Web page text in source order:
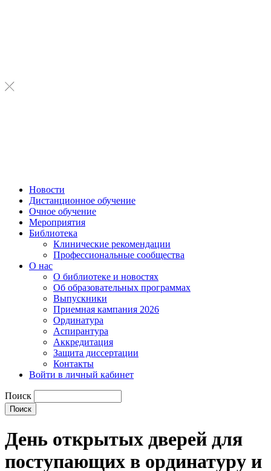
Новости
Дистанционное обучение
Очное обучение
Мероприятия
Библиотека
Клинические рекомендации
Профессиональные сообщества
О нас
О библиотеке и новостях
Об образовательных программах
Выпускники
Приемная кампания 2026
Ординатура
Аспирантура
Аккредитация
Защита диссертации
Контакты
Войти в личный кабинет
Поиск
День открытых дверей для
поступающих в ординатуру и